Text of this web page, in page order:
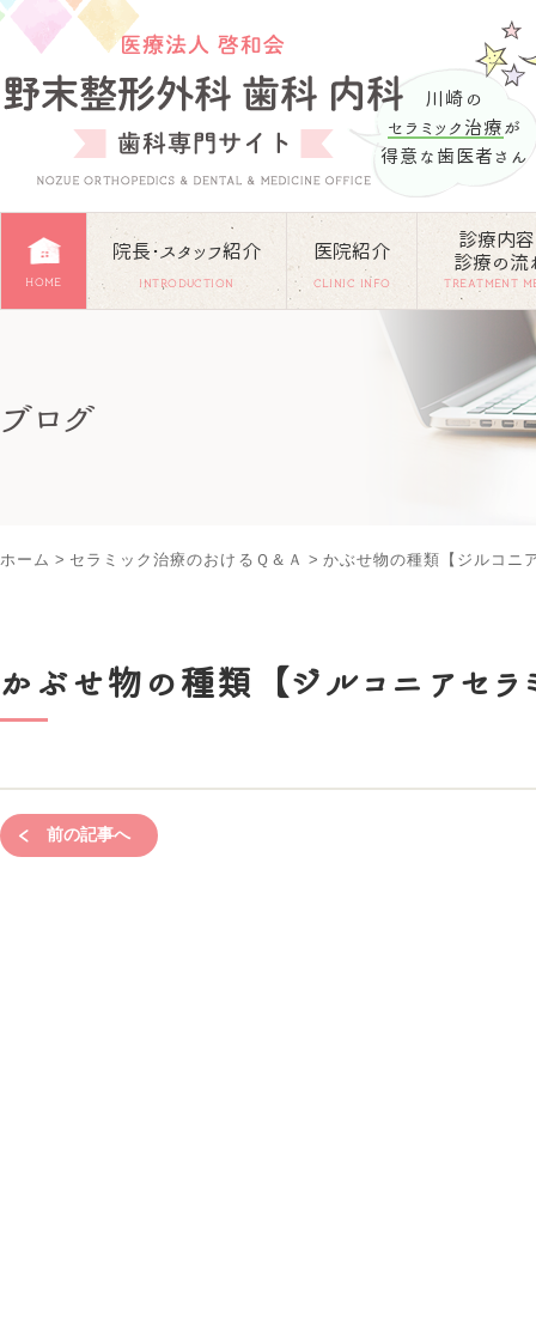
川崎の
セラミック治療 が
得意な歯医者さん
HOME
院長･スタッフ紹介
INTRODUCTION
医院紹介
CLINIC INFO
診療内
診療の流
TREATMENT
ブログ
ホーム > セラミック治療のおけるＱ＆Ａ > かぶせ物の種類【ジルコニ
かぶせ物の種類【ジルコニアセラ
前の記事へ